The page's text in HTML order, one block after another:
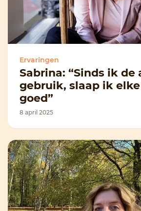
Ervaringen
Sabrina: “Sinds ik de
gebruik, slaap ik
goed”
8 april 2025